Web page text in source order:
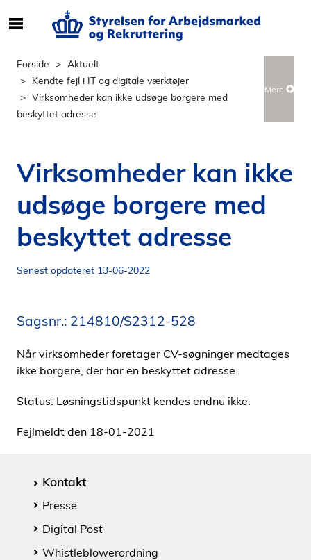
e
f
t
n
h
l
p
i
e
n
Forside
Aktuelt
Kendte fejl i IT og digitale værktøjer
Virksomheder kan ikke udsøge borgere med
beskyttet adresse
Mere
Virksomheder kan ikke
udsøge borgere med
beskyttet adresse
Senest opdateret 13-06-2022
Sagsnr.: 214810/S2312-528
Når virksomheder foretager CV-søgninger medtages
ikke borgere, der har en beskyttet adresse.
Status: Løsningstidspunkt kendes endnu ikke.
Fejlmeldt den 18-01-2021
Kontakt
Presse
Digital Post
Whistleblowerordning